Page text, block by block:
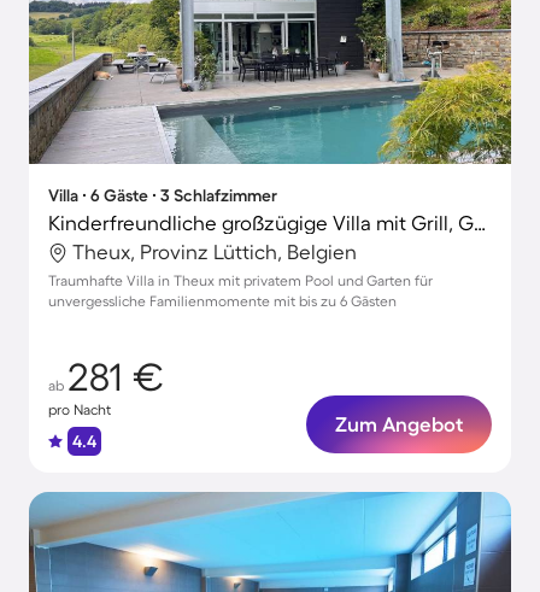
Villa ∙ 6 Gäste ∙ 3 Schlafzimmer
Kinderfreundliche großzügige Villa mit Grill, Garten und privatem Pool | Perfekt für die Arbeit von Zuhause | Haustiere sind willkommen
Theux, Provinz Lüttich, Belgien
Traumhafte Villa in Theux mit privatem Pool und Garten für
unvergessliche Familienmomente mit bis zu 6 Gästen
ab 281 €
pro Nacht
4.4
Zum Angebot